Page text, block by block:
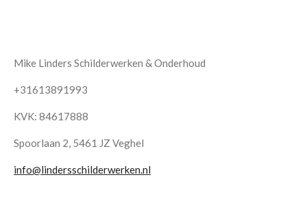
Mike Linders Schilderwerken & Onderhoud
+31613891993
KVK: 84617888
Spoorlaan 2, 5461 JZ Veghel
info@lindersschilderwerken.nl